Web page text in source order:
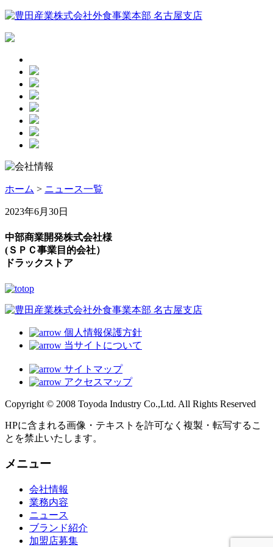
ホーム > ニュース一覧
2023年6月30日
中部商業開発株式会社様
(ＳＰＣ事業目的会社）
ドラックストア
個人情報保護方針
当サイトについて
サイトマップ
アクセスマップ
Copyright © 2008 Toyoda Industry Co.,Ltd. All Rights Reserved
HPに含まれる画像・テキストを許可なく複製・転写するこ
とを禁止いたします。
メニュー
会社情報
業務内容
ニュース
ブランド紹介
加盟店募集